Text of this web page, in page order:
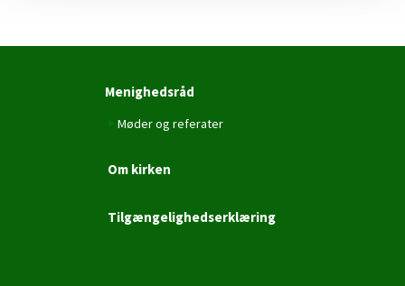
Menighedsråd
Møder og referater
Om kirken
Tilgængelighedserklæring